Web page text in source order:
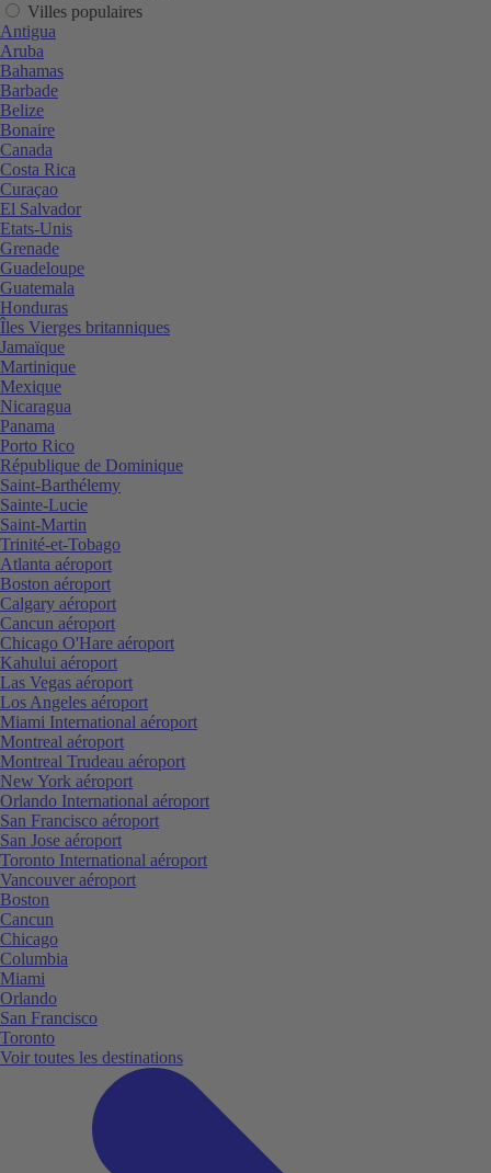
Villes populaires
Antigua
Aruba
Bahamas
Barbade
Belize
Bonaire
Canada
Costa Rica
Curaçao
El Salvador
Etats-Unis
Grenade
Guadeloupe
Guatemala
Honduras
Îles Vierges britanniques
Jamaïque
Martinique
Mexique
Nicaragua
Panama
Porto Rico
République de Dominique
Saint-Barthélemy
Sainte-Lucie
Saint-Martin
Trinité-et-Tobago
Atlanta aéroport
Boston aéroport
Calgary aéroport
Cancun aéroport
Chicago O'Hare aéroport
Kahului aéroport
Las Vegas aéroport
Los Angeles aéroport
Miami International aéroport
Montreal aéroport
Montreal Trudeau aéroport
New York aéroport
Orlando International aéroport
San Francisco aéroport
San Jose aéroport
Toronto International aéroport
Vancouver aéroport
Boston
Cancun
Chicago
Columbia
Miami
Orlando
San Francisco
Toronto
Voir toutes les destinations